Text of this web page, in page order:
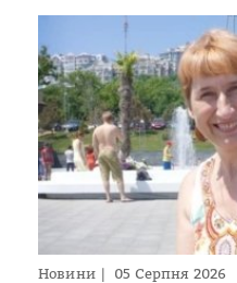
Новини 05 Серпня 2026